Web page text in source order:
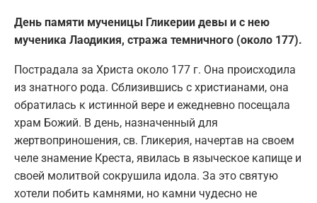
День памяти мученицы Гликерии девы и с нею
мученика Лаодикия, стража темничного (около 177).
Пострадала за Христа около 177 г. Она происходила
из знатного рода. Сблизившись с христианами, она
обратилась к истинной вере и ежедневно посещала
храм Божий. В день, назначенный для
жертвоприношения, св. Гликерия, начертав на своем
челе знамение Креста, явилась в языческое капище и
своей молитвой сокрушила идола. За это святую
хотели побить камнями, но камни чудесно не